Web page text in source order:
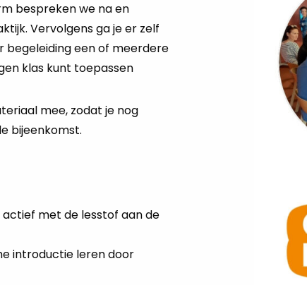
bespreken we na en
Vervolgens ga je er zelf
begeleiding een of meerdere
klas kunt toepassen
mee, zodat je nog
bijeenkomst.
met de lesstof aan de
introductie leren door